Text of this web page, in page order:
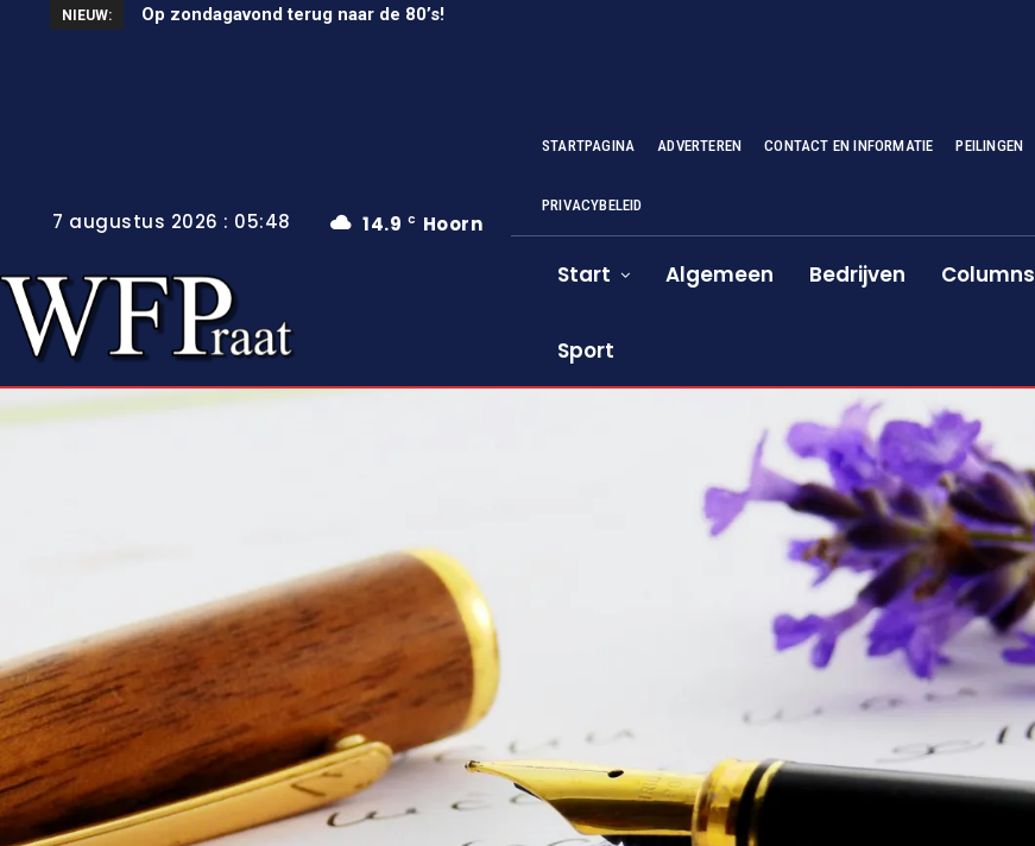
NIEUW: Op zondagavond terug naar de 80’s!
Unieke wielerkoers in Wervershoof
14.9 C Hoorn
7 augustus 2026 : 05:48
STARTPAGINA ADVERTEREN CONTACT EN INFORMATIE PEILINGEN
PRIVACYBELEID
Start Algemeen Bedrijven Columns
Sport